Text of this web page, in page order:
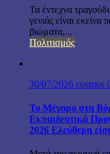
Τα έντεχνα
γενιάς είναι
βιώματα,...
Πολιτισμός
30/07/2026 cosmos
Το Μέγαρο στη
Εκπαιδευτικά
2026 Ελεύθερη